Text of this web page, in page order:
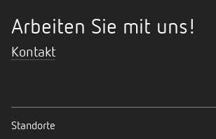
Arbeiten Sie mit uns!
Kontakt
Standorte